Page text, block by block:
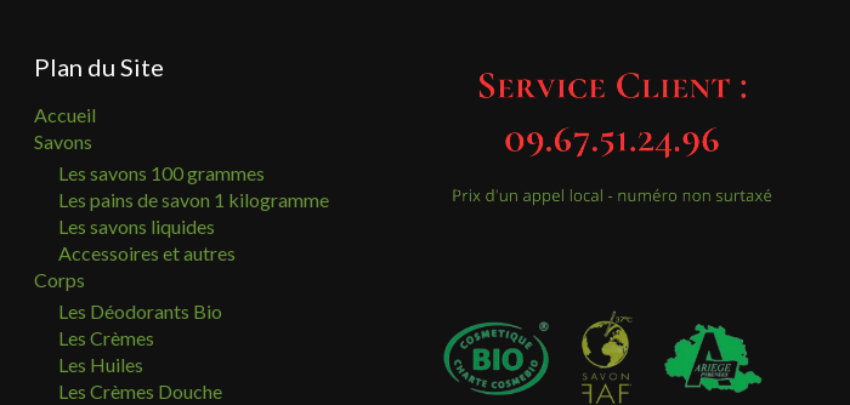
Plan du Site
Accueil
Savons
Les savons 100 grammes
Les pains de savon 1 kilogramme
Les savons liquides
Accessoires et autres
Corps
Les Déodorants Bio
Les Crèmes
Les Huiles
Les Crèmes Douche